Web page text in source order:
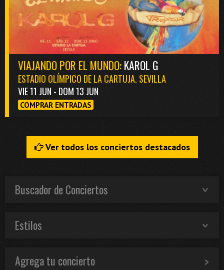
VIAJANDO POR EL MUNDO:KAROL G
ESTADIO OLÍMPICO DE LA CARTUJA. SEVILLA
VIE 11 JUN - DOM 13 JUN
COMPRAR ENTRADAS
Ver todos los conciertos destacados
Buscador de Conciertos
Estilos
Agrega tu concierto